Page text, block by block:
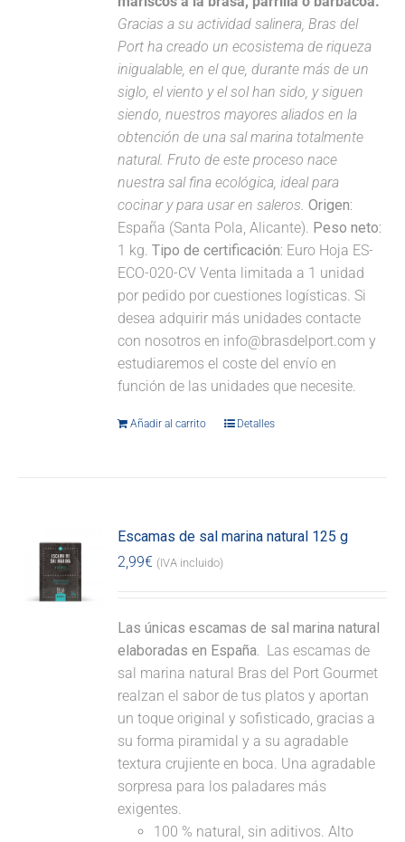
Gracias a su actividad salinera, Bras del
Port ha creado un ecosistema de riqueza
inigualable, en el que, durante más de un
siglo, el viento y el sol han sido, y siguen
siendo, nuestros mayores aliados en la
obtención de una sal marina totalmente
natural. Fruto de este proceso nace
nuestra sal fina ecológica, ideal para
cocinar y para usar en saleros. Origen:
España (Santa Pola, Alicante). Peso neto:
1 kg.Tipo de certificación: Euro Hoja ES-
ECO-020-CV Venta limitada a 1 unidad
por pedido por cuestiones logísticas. Si
desea adquirir más unidades contacte
con nosotros en info@brasdelport.com y
estudiaremos el coste del envío en
función de las unidades que necesite.
Añadir al carrito Detalles
Escamas de sal marina natural 125 g
2,99€ (IVA incluido)
Las únicas escamas de sal marina natural
elaboradas en España. Las escamas de
sal marina natural Bras del Port Gourmet
realzan el sabor de tus platos y aportan
un toque original y sofisticado, gracias a
su forma piramidal y a su agradable
textura crujiente en boca. Una agradable
sorpresa para los paladares más
exigentes.
100 % natural, sin aditivos. Alto